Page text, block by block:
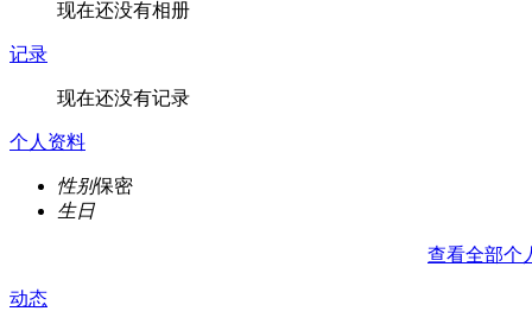
现在还没有相册
记录
现在还没有记录
个人资料
性别保密
生日
查看全部个
动态